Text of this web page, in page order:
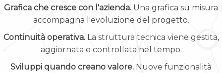
Grafica che cresce con l'azienda. Una grafica su misura
accompagna l'evoluzione del progetto.
Continuità operativa.La struttura tecnica viene gestita,
aggiornata e controllata nel tempo.
Sviluppi quando creano valore. Nuove funzionalità